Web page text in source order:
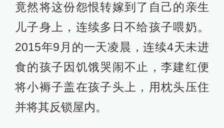
竟然将这份怨恨转嫁到了自己的亲生
儿子身上，连续多日不给孩子喂奶。
2015年9月的一天凌晨，连续4天未进
食的孩子因饥饿哭闹不止，李建红便
将小褥子盖在孩子头上，用枕头压住
并将其反锁屋内。